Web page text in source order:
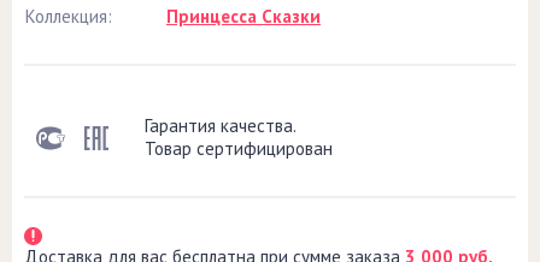
Коллекция:
Принцесса Сказки
Гарантия качества.
Товар сертифицирован
Доставка для вас бесплатна при сумме заказа 3 000 руб.